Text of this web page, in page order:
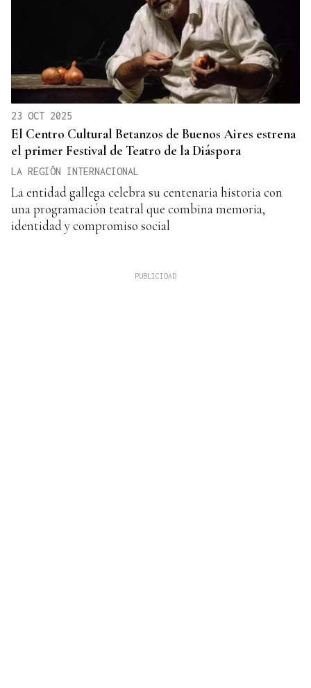
23 OCT 2025
El Centro Cultural Betanzos de Buenos Aires estrena
el primer Festival de Teatro de la Diáspora
LA REGIÓN INTERNACIONAL
La entidad gallega celebra su centenaria historia con
una programación teatral que combina memoria,
identidad y compromiso social